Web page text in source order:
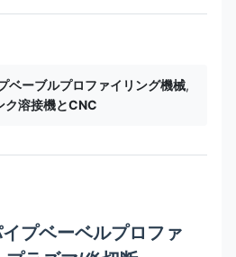
ベーブルプロファイリング機械,
ク溶接機とCNC
プベーベルプロファ